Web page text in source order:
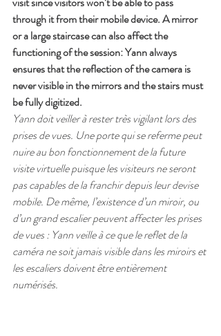
through it from their mobile device. A mirror
or a large staircase can also affect the
functioning of the session: Yann always
ensures that the reflection of the camera is
never visible in the mirrors and the stairs must
be fully digitized.
Yann doit veiller à rester très vigilant lors des
prises de vues. Une porte qui se referme peut
nuire au bon fonctionnement de la future
visite virtuelle puisque les visiteurs ne seront
pas capables de la franchir depuis leur devise
mobile. De même, l’existence d’un miroir, ou
d’un grand escalier peuvent affecter les prises
de vues : Yann veille à ce que le reflet de la
caméra ne soit jamais visible dans les miroirs et
les escaliers doivent être entièrement
numérisés.